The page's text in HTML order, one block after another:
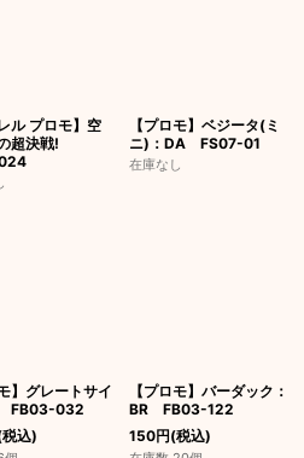
ル プロモ】空
超決戦!
【プロモ】ベジータ(ミ
ニ)：DA FS07-01
在庫なし
】グレートサイ
FB03-032
込)
【プロモ】バーダック：
BR FB03-122
150円(税込)